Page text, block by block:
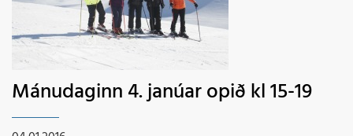
Mánudaginn 4. janúar opið kl 15-19